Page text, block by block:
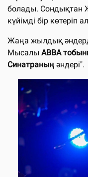
болады. Сондықтан
күйiмдi бiр көтерiп
Жаңа жылдық
Мысалы ABBA
Синатраның әндерi".